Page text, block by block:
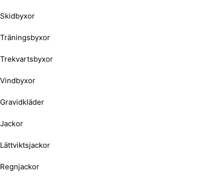
Skidbyxor
Träningsbyxor
Trekvartsbyxor
Vindbyxor
Gravidkläder
Jackor
Lättviktsjackor
Regnjackor